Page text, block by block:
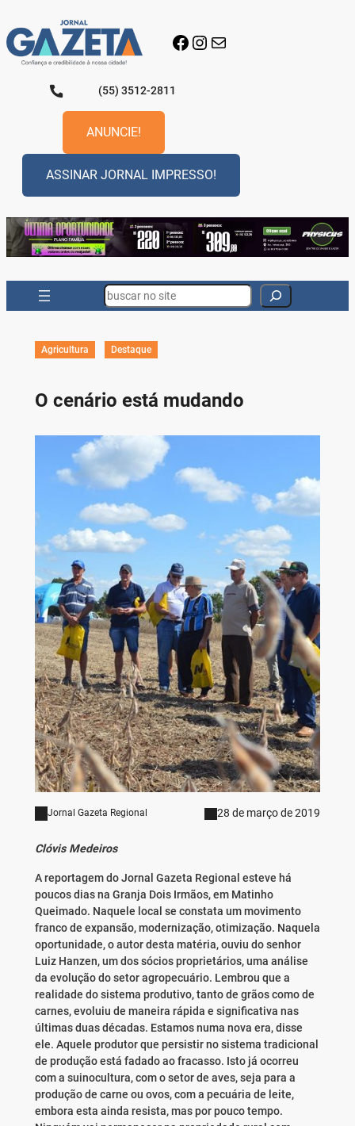
para
o
conteúdo
Facebook
Instagram
E-mail
(55) 3512-2811
ANUNCIE!
ASSINAR JORNAL IMPRESSO!
Search
Agricultura Destaque
O cenário está mudando
Jornal Gazeta Regional 28 de março de 2019
Clóvis Medeiros
A reportagem do Jornal Gazeta Regional esteve há
poucos dias na Granja Dois Irmãos, em Matinho
Queimado. Naquele local se constata um movimento
franco de expansão, modernização, otimização. Naquela
oportunidade, o autor desta matéria, ouviu do senhor
Luiz Hanzen, um dos sócios proprietários, uma análise
da evolução do setor agropecuário. Lembrou que a
realidade do sistema produtivo, tanto de grãos como de
carnes, evoluiu de maneira rápida e significativa nas
últimas duas décadas. Estamos numa nova era, disse
ele. Aquele produtor que persistir no sistema tradicional
de produção está fadado ao fracasso. Isto já ocorreu
com a suinocultura, com o setor de aves, seja para a
produção de carne ou ovos, com a pecuária de leite,
embora esta ainda resista, mas por pouco tempo.